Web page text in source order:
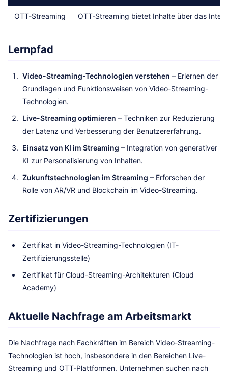
OTT-Streaming OTT-Streaming bietet Inhalte über das
Lernpfad
Video-Streaming-Technologien verstehen – Erlernen der
Grundlagen und Funktionsweisen von Video-Streaming-
Technologien.
Live-Streaming optimieren – Techniken zur Reduzierung
der Latenz und Verbesserung der Benutzererfahrung.
Einsatz von KI im Streaming – Integration von generativer
KI zur Personalisierung von Inhalten.
Zukunftstechnologien im Streaming – Erforschen der
Rolle von AR/VR und Blockchain im Video-Streaming.
Zertifizierungen
Zertifikat in Video-Streaming-Technologien (IT-
Zertifizierungsstelle)
Zertifikat für Cloud-Streaming-Architekturen (Cloud
Academy)
Aktuelle Nachfrage am Arbeitsmarkt
Die Nachfrage nach Fachkräften im Bereich Video-Streaming-
Technologien ist hoch, insbesondere in den Bereichen Live-
Streaming und OTT-Plattformen. Unternehmen suchen nach